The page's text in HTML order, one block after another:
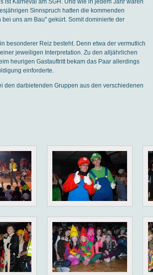
Sinnspruch hatten die kommenden
uns am Bau" gekürt. Somit dominierte der
besonderer Reiz besteht. Denn etwa der vermutlich
jeweiligen Interpretation. Zu den alljährlichen
heurigen Gastauftritt bekam das Paar allerdings
einforderte.
den darbietenden Gruppen aus den verschiedenen